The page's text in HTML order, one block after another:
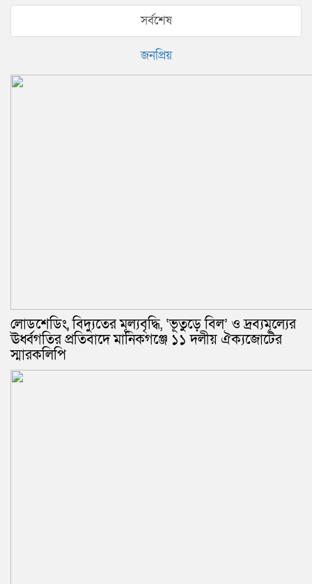
সর্বশেষ
জনপ্রিয়
লোডশেডিং, বিদ্যুতের মূল্যবৃদ্ধি, ‘ভূতুড়ে বিল’ ও দ্রব্যমূল্যের
ঊর্ধ্বগতির প্রতিবাদে মানিকগঞ্জে ১১ দলীয় ঐক্যজোটের
স্মারকলিপি